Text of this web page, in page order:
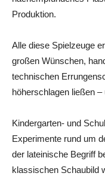
Produktion.
Alle diese Spielzeuge
großen Wünschen,
technischen
höherschlagen ließen
Kindergarten- und
Experimente rund um
der lateinische Begriff
klassischen Schaubild